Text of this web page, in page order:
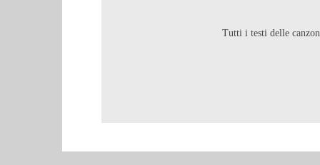
Tutti i testi delle